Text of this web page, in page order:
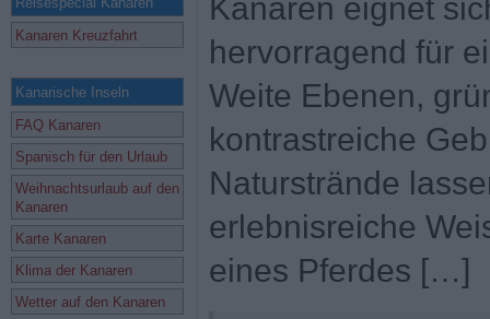
Kanaren Kreuzfahrt
Kanarische Inseln
FAQ Kanaren
Spanisch für den Urlaub
Weihnachtsurlaub auf den
Kanaren
Karte Kanaren
Klima der Kanaren
Wetter auf den Kanaren
Kanaren eignet
hervorragend für
Weite Ebenen,
kontrastreiche
Naturstrände
erlebnisreiche
eines Pferdes […]